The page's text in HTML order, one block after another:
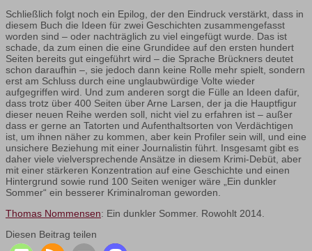
Schließlich folgt noch ein Epilog, der den Eindruck verstärkt, dass in
diesem Buch die Ideen für zwei Geschichten zusammengefasst
worden sind – oder nachträglich zu viel eingefügt wurde. Das ist
schade, da zum einen die eine Grundidee auf den ersten hundert
Seiten bereits gut eingeführt wird – die Sprache Brückners deutet
schon daraufhin –, sie jedoch dann keine Rolle mehr spielt, sondern
erst am Schluss durch eine unglaubwürdige Volte wieder
aufgegriffen wird. Und zum anderen sorgt die Fülle an Ideen dafür,
dass trotz über 400 Seiten über Arne Larsen, der ja die Hauptfigur
dieser neuen Reihe werden soll, nicht viel zu erfahren ist – außer
dass er gerne an Tatorten und Aufenthaltsorten von Verdächtigen
ist, um ihnen näher zu kommen, aber kein Profiler sein will, und eine
unsichere Beziehung mit einer Journalistin führt. Insgesamt gibt es
daher viele vielversprechende Ansätze in diesem Krimi-Debüt, aber
mit einer stärkeren Konzentration auf eine Geschichte und einen
Hintergrund sowie rund 100 Seiten weniger wäre „Ein dunkler
Sommer“ ein besserer Kriminalroman geworden.
Thomas Nommensen: Ein dunkler Sommer. Rowohlt 2014.
Diesen Beitrag teilen